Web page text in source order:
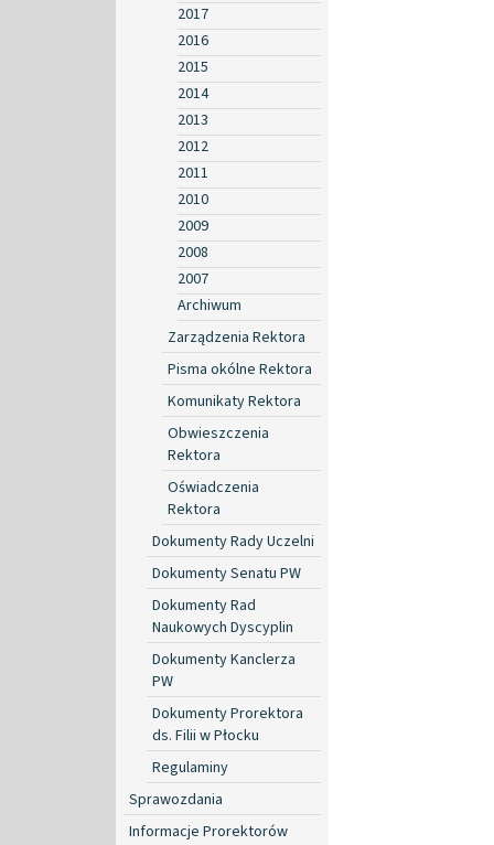
2017
2016
2015
2014
2013
2012
2011
2010
2009
2008
2007
Archiwum
Zarządzenia Rektora
Pisma okólne Rektora
Komunikaty Rektora
Obwieszczenia
Rektora
Oświadczenia
Rektora
Dokumenty Rady Uczelni
Dokumenty Senatu PW
Dokumenty Rad
Naukowych Dyscyplin
Dokumenty Kanclerza
PW
Dokumenty Prorektora
ds. Filii w Płocku
Regulaminy
Sprawozdania
Informacje Prorektorów